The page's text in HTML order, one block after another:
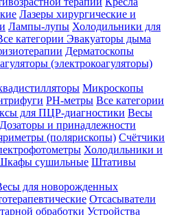
Лазеры хирургические и
Лампы-лупы Холодильники для
категории Эвакуаторы дыма
Дерматоскопы
(электрокоагуляторы)
Микроскопы
PH-метры Все категории
для ПЦР-диагностики Весы
Дозаторы и принадлежности
(полярископы) Счётчики
Холодильники и
сушильные Штативы
для новорожденных
Отсасыватели
обработки Устройства